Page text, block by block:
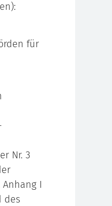
für
Nr. 3
I
des